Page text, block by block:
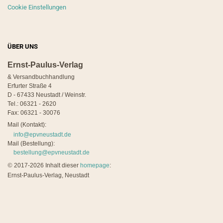
Cookie Einstellungen
ÜBER UNS
Ernst-Paulus-Verlag
& Versandbuchhandlung
Erfurter Straße 4
D - 67433 Neustadt / Weinstr.
Tel.: 06321 - 2620
Fax: 06321 - 30076
Mail (Kontakt):
info@epvneustadt.de
Mail (Bestellung):
bestellung@epvneustadt.de
© 2017-2026 Inhalt dieser homepage:
Ernst-Paulus-Verlag, Neustadt